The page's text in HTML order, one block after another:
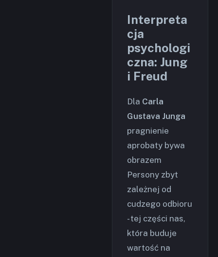
Interpreta
cja
psychologi
czna: Jung
i Freud
Dla Carla
Gustava Junga
pragnienie
aprobaty bywa
obrazem
Persony zbyt
zależnej od
cudzego odbioru
- tej części nas,
która buduje
wartość na